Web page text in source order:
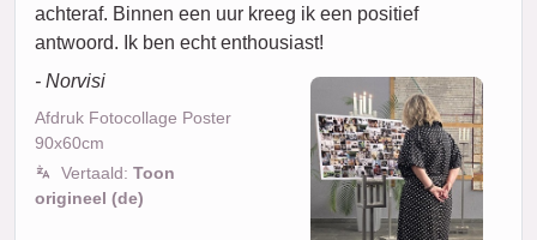
achteraf. Binnen een uur kreeg ik een positief
antwoord. Ik ben echt enthousiast!
- Norvisi
Afdruk Fotocollage Poster
90x60cm
Vertaald: Toon
origineel (de)